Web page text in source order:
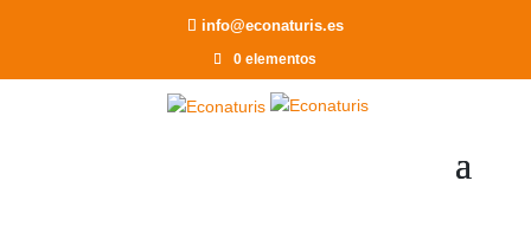
info@econaturis.es
0 elementos